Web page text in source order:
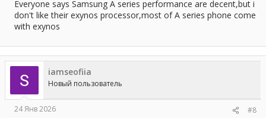
Everyone says Samsung A series performance are decent,but i
don't like their exynos processor,most of A series phone come
with exynos
iamseofiia
Новый пользователь
24 Янв 2026 #8